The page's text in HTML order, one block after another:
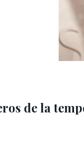
de la